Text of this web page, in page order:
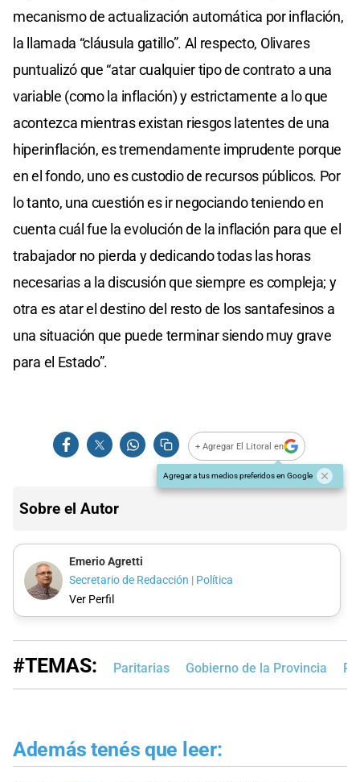
mecanismo de actualización automática por inflación,
la llamada “cláusula gatillo”. Al respecto, Olivares
puntualizó que “atar cualquier tipo de contrato a una
variable (como la inflación) y estrictamente a lo que
acontezca mientras existan riesgos latentes de una
hiperinflación, es tremendamente imprudente porque
en el fondo, uno es custodio de recursos públicos. Por
lo tanto, una cuestión es ir negociando teniendo en
cuenta cuál fue la evolución de la inflación para que el
trabajador no pierda y dedicando todas las horas
necesarias a la discusión que siempre es compleja; y
otra es atar el destino del resto de los santafesinos a
una situación que puede terminar siendo muy grave
para el Estado”.
+ Agregar El Litoral en
Agregar a tus medios preferidos en Google
Sobre el Autor
Emerio Agretti
Secretario de Redacción | Política
Ver Perfil
#TEMAS: Paritarias Gobierno de la Provincia
Además tenés que leer: